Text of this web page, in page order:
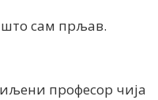
што сам прљав.
професор чија